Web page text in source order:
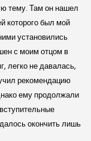
тему. Там он нашел
которого был мой
установились
с моим отцом в
легко не давалась,
рекомендацию
ему продолжали
окончить лишь